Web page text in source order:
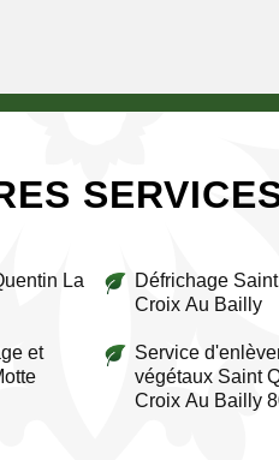
La
et
Défrichage
Croix Au Bailly
Service
végétaux Saint
Croix Au Bailly